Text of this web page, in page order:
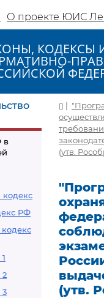
О проекте ЮИС
КОДЕКСЫ
в
РФ
2
3
|
(утв.
(утв.